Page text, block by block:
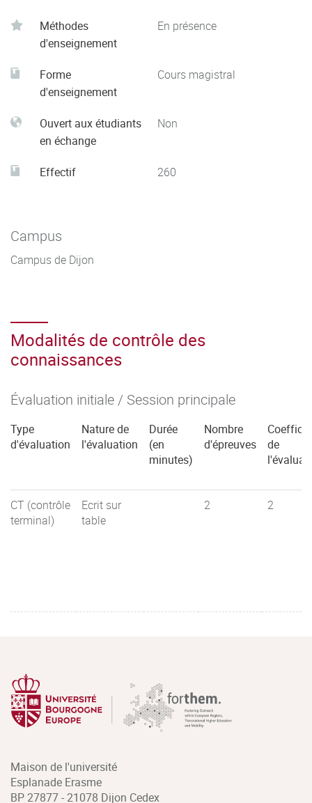
Méthodes
d'enseignement
En présence
Forme
d'enseignement
Cours magistral
Ouvert aux étudiants
en échange
Non
Effectif 260
Campus
Campus de Dijon
Modalités de contrôle des
connaissances
Évaluation initiale / Session principale
Type
d'évaluation
Nature de
l'évaluation
Durée
(en
minutes)
Nombre
d'épreuves
de
CT (contrôle
terminal)
Ecrit sur
table
2 2
Maison de l'université
Esplanade Erasme
BP 27877 - 21078 Dijon Cedex